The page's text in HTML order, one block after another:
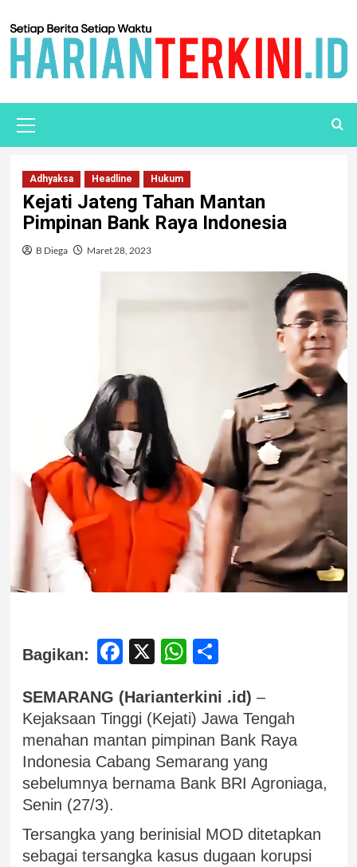
Adhyaksa Headline Hukum
Kejati Jateng Tahan Mantan
Pimpinan Bank Raya Indonesia
B Diega Maret 28, 2023
Bagikan: Facebook
X WhatsApp
Share
SEMARANG (Harianterkini .id) –
Kejaksaan Tinggi (Kejati) Jawa Tengah
menahan mantan pimpinan Bank Raya
Indonesia Cabang Semarang yang
sebelumnya bernama Bank BRI Agroniaga,
Senin (27/3).
Tersangka yang berinisial MOD ditetapkan
sebagai tersangka kasus dugaan korupsi